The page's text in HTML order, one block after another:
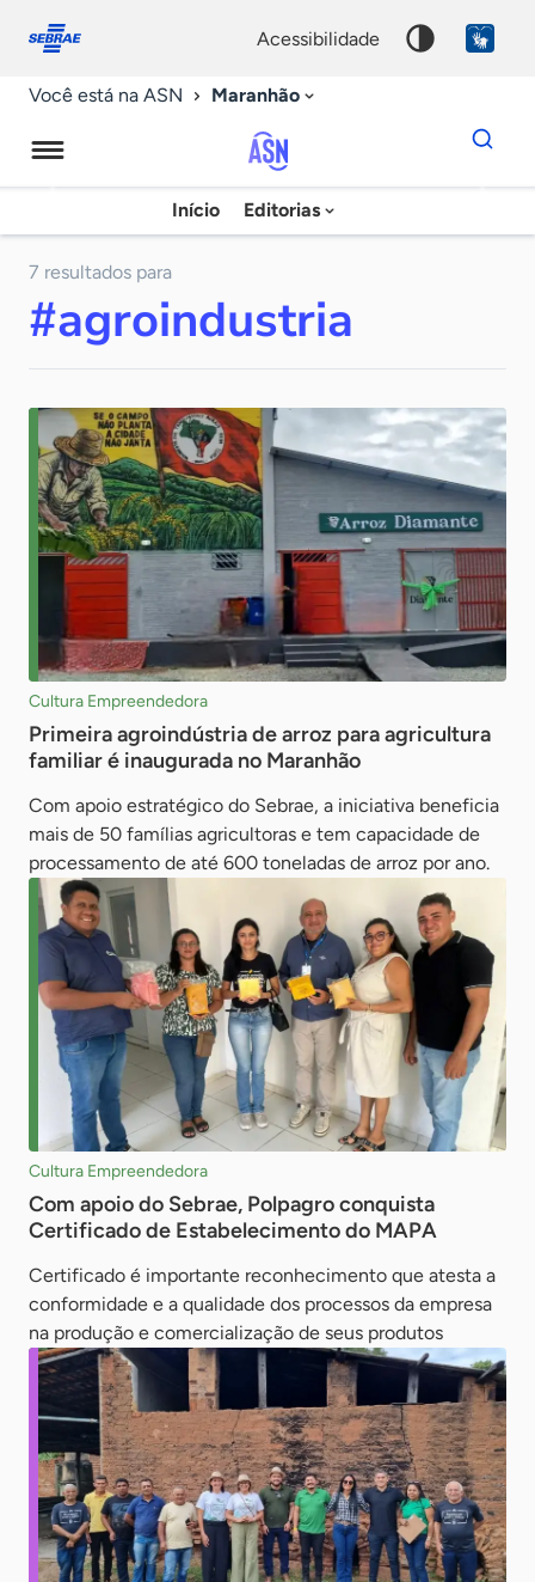
conosco
acessibilidade
Você está na ASN Maranhão
Agência
Sebrae
Notícias
Início Editorias
Dados
para
chave
7 resultados para
#agroindustria
Cultura Empreendedora
Primeira agroindústria de arroz para agricultura
familiar é inaugurada no Maranhão
Com apoio estratégico do Sebrae, a iniciativa beneficia
mais de 50 famílias agricultoras e tem capacidade de
processamento de até 600 toneladas de arroz por ano.
Cultura Empreendedora
Com apoio do Sebrae, Polpagro conquista
Certificado de Estabelecimento do MAPA
Certificado é importante reconhecimento que atesta a
conformidade e a qualidade dos processos da empresa
na produção e comercialização de seus produtos